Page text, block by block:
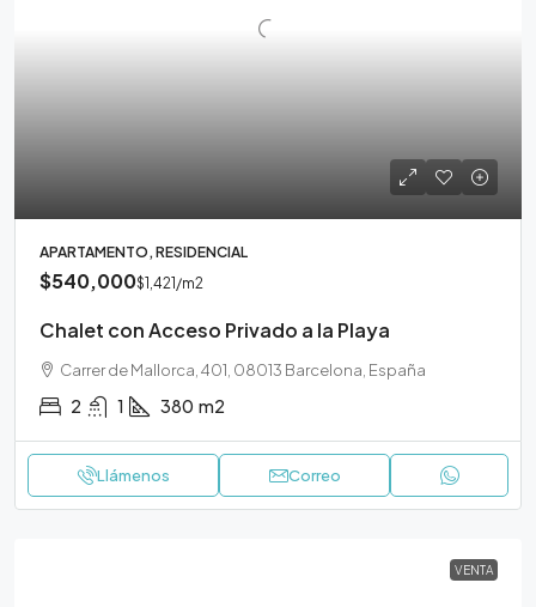
APARTAMENTO, RESIDENCIAL
$540,000$1,421 /m2
Chalet con Acceso Privado a la Playa
Carrer de Mallorca, 401, 08013 Barcelona, España
2 1 380 m2
Llámenos Correo
VENTA